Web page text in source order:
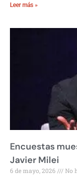
Leer más »
Encuestas
Javier Milei
6 de mayo, 2026 No